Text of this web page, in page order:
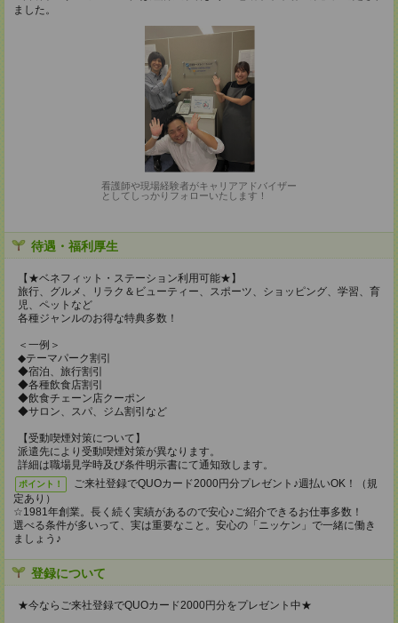
ました。
看護師や現場経験者がキャリアアドバイザー
としてしっかりフォローいたします！
待遇・福利厚生
【★ベネフィット・ステーション利用可能★】
旅行、グルメ、リラク＆ビューティー、スポーツ、ショッピング、学習、育
児、ペットなど
各種ジャンルのお得な特典多数！
＜一例＞
◆テーマパーク割引
◆宿泊、旅行割引
◆各種飲食店割引
◆飲食チェーン店クーポン
◆サロン、スパ、ジム割引など
【受動喫煙対策について】
派遣先により受動喫煙対策が異なります。
詳細は職場見学時及び条件明示書にて通知致します。
ポイント！
ご来社登録でQUOカード2000円分プレゼント♪週払いOK！（規
定あり）
☆1981年創業。長く続く実績があるので安心♪ご紹介できるお仕事多数！
選べる条件が多いって、実は重要なこと。安心の「ニッケン」で一緒に働き
ましょう♪
登録について
★今ならご来社登録でQUOカード2000円分をプレゼント中★